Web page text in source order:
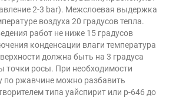
2-3 bar). Межслоевая выдержка
воздуха 20 градусов тепла.
работ не ниже 15 градусов
конденсации влаги температура
должна быть на 3 градуса
точки росы. При необходимости
по ржавчине можно разбавить
типа уайспирит или р-646 до